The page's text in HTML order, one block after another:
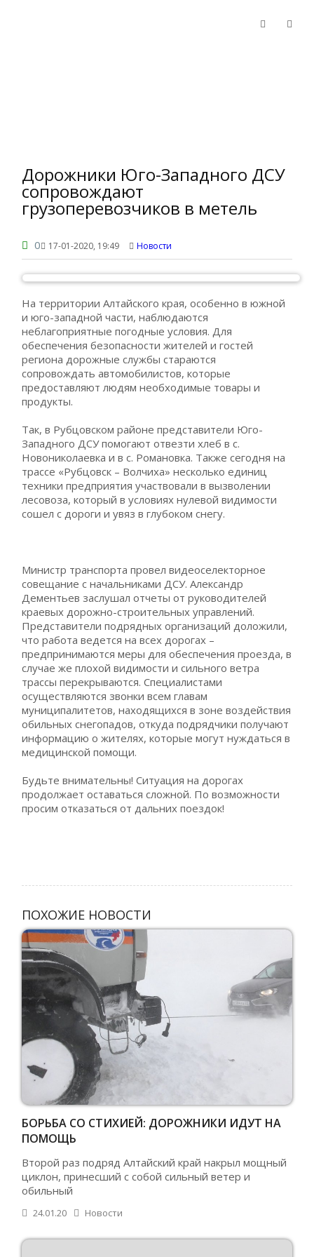
Дорожники Юго-Западного ДСУ
сопровождают
грузоперевозчиков в метель
17-01-2020, 19:49 Новости
0
На территории Алтайского края, особенно в южной
и юго-западной части, наблюдаются
неблагоприятные погодные условия. Для
обеспечения безопасности жителей и гостей
региона дорожные службы стараются
сопровождать автомобилистов, которые
предоставляют людям необходимые товары и
продукты.
Так, в Рубцовском районе представители Юго-
Западного ДСУ помогают отвезти хлеб в с.
Новониколаевка и в с. Романовка. Также сегодня на
трассе «Рубцовск – Волчиха» несколько единиц
техники предприятия участвовали в вызволении
лесовоза, который в условиях нулевой видимости
сошел с дороги и увяз в глубоком снегу.
Министр транспорта провел видеоселекторное
совещание с начальниками ДСУ. Александр
Дементьев заслушал отчеты от руководителей
краевых дорожно-строительных управлений.
Представители подрядных организаций доложили,
что работа ведется на всех дорогах –
предпринимаются меры для обеспечения проезда, в
случае же плохой видимости и сильного ветра
трассы перекрываются. Специалистами
осуществляются звонки всем главам
муниципалитетов, находящихся в зоне воздействия
обильных снегопадов, откуда подрядчики получают
информацию о жителях, которые могут нуждаться в
медицинской помощи.
Будьте внимательны! Ситуация на дорогах
продолжает оставаться сложной. По возможности
просим отказаться от дальних поездок!
ПОХОЖИЕ НОВОСТИ
БОРЬБА СО СТИХИЕЙ: ДОРОЖНИКИ ИДУТ НА
ПОМОЩЬ
Второй раз подряд Алтайский край накрыл мощный
циклон, принесший с собой сильный ветер и
обильный
24.01.20 Новости